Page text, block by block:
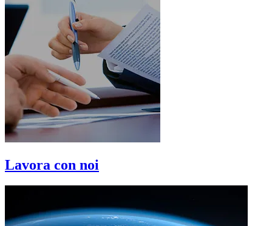
Lavora con noi